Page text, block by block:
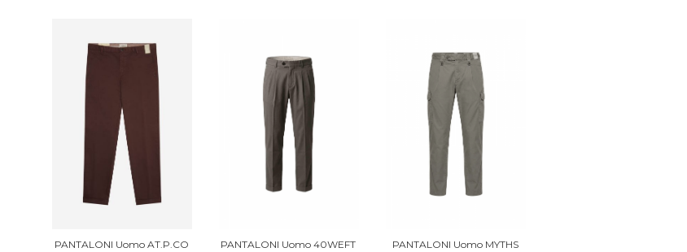
PANTALONI Uomo AT.P.CO
PANTALONI Uomo 40WEFT
PANTALONI Uomo MYTHS